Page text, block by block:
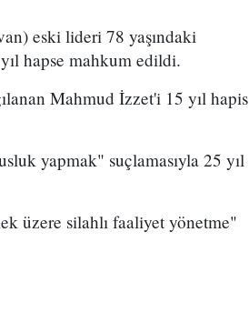
eski lideri 78 yaşındaki
hapse mahkum edildi.
Mahmud İzzet'i 15 yıl hapis
yapmak" suçlamasıyla 25 yıl
üzere silahlı faaliyet yönetme"